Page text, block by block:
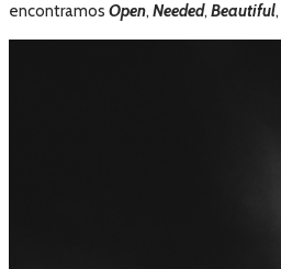
encontramos Open, Needed, Beautiful,